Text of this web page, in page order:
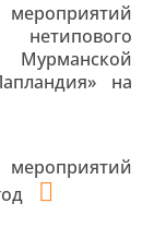
нетипового
Мурманской
на